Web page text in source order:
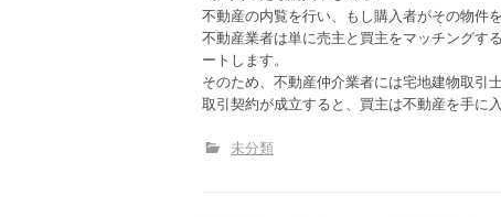
不動産の内覧を行い、もし購入者がその物件
不動産業者は単に売主と買主をマッチングす
ートします。
そのため、不動産仲介業者には宅地建物取引
取引契約が成立すると、買主は不動産を手に
未分類